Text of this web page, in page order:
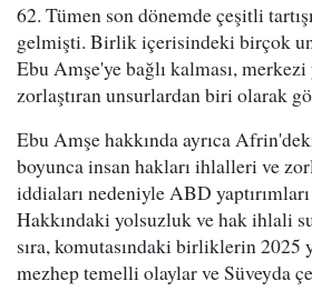
62. Tümen son dönemde çeşitli
gelmişti. Birlik içerisindeki birçok
Ebu Amşe'ye bağlı kalması,
zorlaştıran unsurlardan biri olarak
Ebu Amşe hakkında ayrıca
boyunca insan hakları ihlalleri ve
iddiaları nedeniyle ABD
Hakkındaki yolsuzluk ve hak ihlali
sıra, komutasındaki birliklerin 2025
mezhep temelli olaylar ve Süveyda